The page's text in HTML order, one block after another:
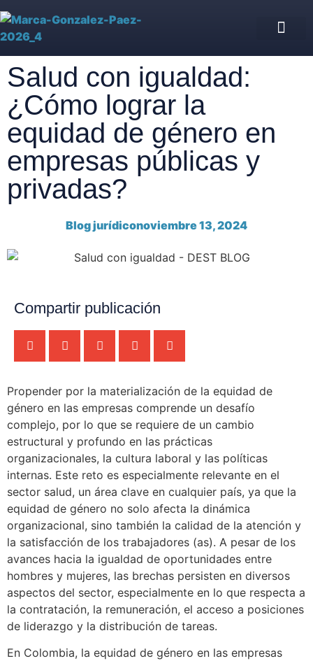
Salud con igualdad:
¿Cómo lograr la
equidad de género en
empresas públicas y
privadas?
Blog jurídiconoviembre 13, 2024
Compartir publicación
Propender por la materialización de la equidad de
género en las empresas comprende un desafío
complejo, por lo que se requiere de un cambio
estructural y profundo en las prácticas
organizacionales, la cultura laboral y las políticas
internas. Este reto es especialmente relevante en el
sector salud, un área clave en cualquier país, ya que la
equidad de género no solo afecta la dinámica
organizacional, sino también la calidad de la atención y
la satisfacción de los trabajadores (as). A pesar de los
avances hacia la igualdad de oportunidades entre
hombres y mujeres, las brechas persisten en diversos
aspectos del sector, especialmente en lo que respecta a
la contratación, la remuneración, el acceso a posiciones
de liderazgo y la distribución de tareas.
En Colombia, la equidad de género en las empresas